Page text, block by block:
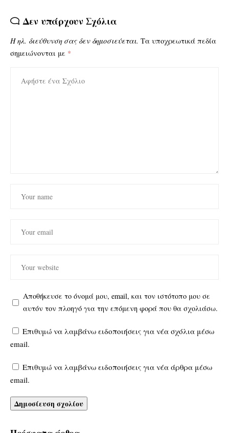
Δεν υπάρχουν Σχόλια
Η ηλ. διεύθυνση σας δεν δημοσιεύεται. Τα υποχρεωτικά πεδία
σημειώνονται με *
Αποθήκευσε το όνομά μου, email, και τον ιστότοπο μου σε
αυτόν τον πλοηγό για την επόμενη φορά που θα σχολιάσω.
Επιθυμώ να λαμβάνω ειδοποιήσεις για νέα σχόλια μέσω
email.
Επιθυμώ να λαμβάνω ειδοποιήσεις για νέα άρθρα μέσω
email.